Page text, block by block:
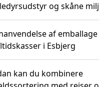
og skåne
af
i Esbjerg
kan du kombinere